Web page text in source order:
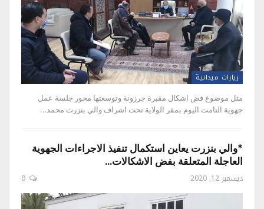
زيارات ميدانية
مثل موضوع فض اشكال مقبرة جرزونة وتوسعتها محور جلسة عمل
جهوية التامت اليوم بمقر الولاية تحت اشراف والي بنزرت محمد…
*والي بنزرت يعاين استكمال تنفيذ الاجراءات الجهوية
العاجلة المتعلقة بفض الاشكالات…
ديسمبر 12, 2020